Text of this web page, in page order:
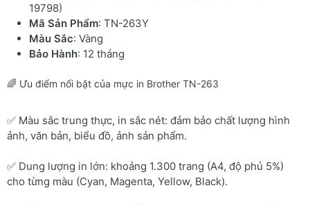
19798)
Mã Sản Phẩm: TN-263Y
Màu Sắc: Vàng
Bảo Hành: 12 tháng
🌈 Ưu điểm nổi bật của mực in Brother TN-263
✅ Màu sắc trung thực, in sắc nét: đảm bảo chất lượng hình
ảnh, văn bản, biểu đồ, ảnh sản phẩm.
✅ Dung lượng in lớn: khoảng 1.300 trang (A4, độ phủ 5%)
cho từng màu (Cyan, Magenta, Yellow, Black).